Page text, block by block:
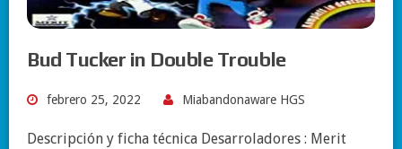
Bud Tucker in Double Trouble
febrero 25, 2022 Miabandonaware HGS
Descripción y ficha técnica Desarroladores : Merit